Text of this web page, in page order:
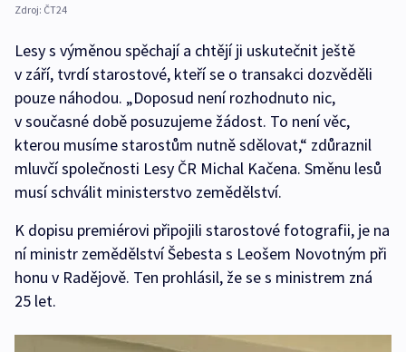
Zdroj: ČT24
Lesy s výměnou spěchají a chtějí ji uskutečnit ještě
v září, tvrdí starostové, kteří se o transakci dozvěděli
pouze náhodou. „Doposud není rozhodnuto nic,
v současné době posuzujeme žádost. To není věc,
kterou musíme starostům nutně sdělovat,“ zdůraznil
mluvčí společnosti Lesy ČR Michal Kačena. Směnu lesů
musí schválit ministerstvo zemědělství.
K dopisu premiérovi připojili starostové fotografii, je na
ní ministr zemědělství Šebesta s Leošem Novotným při
honu v Radějově. Ten prohlásil, že se s ministrem zná
25 let.